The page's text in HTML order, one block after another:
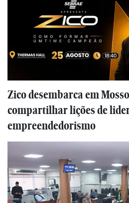
Zico desembarca em
compartilhar lições de
empreendedorismo